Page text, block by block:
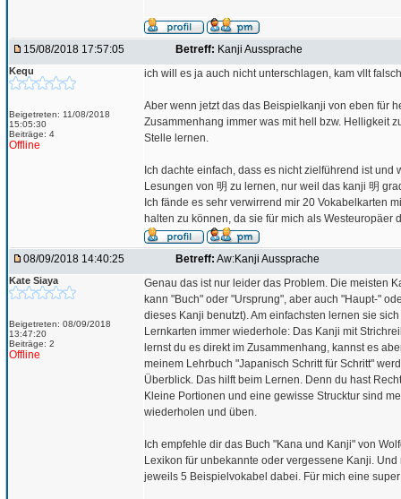
15/08/2018 17:57:05 Betreff: Kanji Aussprache
Kequ
Beigetreten: 11/08/2018
15:05:30
Beiträge: 4
Offline
ich will es ja auch nicht unterschlagen, kam vllt
Aber wenn jetzt das das Beispielkanji von eben für
Zusammenhang immer was mit hell bzw. Helligkeit
Stelle lernen.
Ich dachte einfach, dass es nicht zielführend ist
Lesungen von 明 zu lernen, nur weil das kanji 明
Ich fände es sehr verwirrend mir 20 Vokabelkarten
halten zu können, da sie für mich als
08/09/2018 14:40:25 Betreff: Aw:Kanji Aussprache
Kate Siaya
Beigetreten: 08/09/2018
13:47:20
Beiträge: 2
Offline
Genau das ist nur leider das Problem. Die meisten
kann "Buch" oder "Ursprung", aber auch "Haupt-"
dieses Kanji benutzt). Am einfachsten lernen sie
Lernkarten immer wiederhole: Das Kanji mit
lernst du es direkt im Zusammenhang, kannst es
meinem Lehrbuch "Japanisch Schritt für Schritt"
Überblick. Das hilft beim Lernen. Denn du hast
Kleine Portionen und eine gewisse Strucktur sind
wiederholen und üben.
Ich empfehle dir das Buch "Kana und Kanji" von
Lexikon für unbekannte oder vergessene Kanji.
jeweils 5 Beispielvokabel dabei. Für mich eine